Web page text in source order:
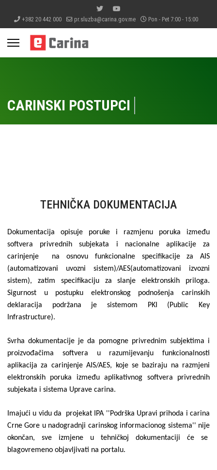
+382 20 442 000 pr.sluzba@carina.gov.me Pon - Pet 7:00 - 15:00
CARINSKI POSTUPCI
TEHNIČKA DOKUMENTACIJA
Dokumentacija opisuje poruke i razmjenu poruka između
softvera privrednih subjekata i nacionalne aplikacije za
carinjenje na osnovu funkcionalne specifikacije za AIS
(automatizovani uvozni sistem)/AES(automatizovani izvozni
sistem), zatim specifikaciju za slanje elektronskih priloga.
Sigurnost u postupku elektronskog podnošenja carinskih
deklaracija podržana je sistemom PKI (Public Key
Infrastructure).
Svrha dokumentacije je da pomogne privrednim subjektima i
proizvođačima softvera u razumijevanju funkcionalnosti
aplikacija za carinjenje AIS/AES, koje se baziraju na razmjeni
elektronskih poruka između aplikativnog softvera privrednih
subjekata i sistema Uprave carina.
Imajući u vidu da projekat IPA ''Podrška Upravi prihoda i carina
Crne Gore u nadogradnji carinskog informacionog sistema'' nije
okončan, sve izmjene u tehničkoj dokumentaciji će se
blagovremeno objavljivati na portalu.